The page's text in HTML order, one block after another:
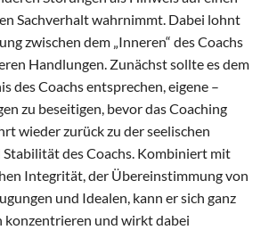
Sachverhalt wahrnimmt. Dabei lohnt
zwischen dem „Inneren“ des Coachs
Handlungen. Zunächst sollte es dem
des Coachs entsprechen, eigene –
zu beseitigen, bevor das Coaching
wieder zurück zu der seelischen
des Coachs. Kombiniert mit
Integrität, der Übereinstimmung von
und Idealen, kann er sich ganz
konzentrieren und wirkt dabei